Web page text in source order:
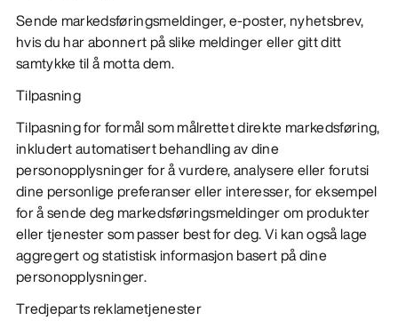
Sende markedsføringsmeldinger, e-poster, nyhetsbrev,
hvis du har abonnert på slike meldinger eller gitt ditt
samtykke til å motta dem.
Tilpasning
Tilpasning for formål som målrettet direkte markedsføring,
inkludert automatisert behandling av dine
personopplysninger for å vurdere, analysere eller forutsi
dine personlige preferanser eller interesser, for eksempel
for å sende deg markedsføringsmeldinger om produkter
eller tjenester som passer best for deg. Vi kan også lage
aggregert og statistisk informasjon basert på dine
personopplysninger.
Tredjeparts reklametjenester